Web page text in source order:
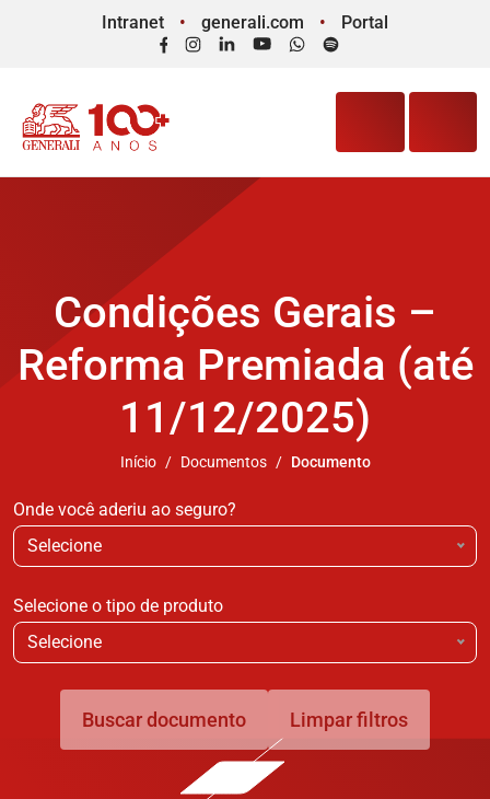
Intranet generali.com
Portal
FacebookInstagram
LinkedInYouTubeWhatsApp
Spotify
Condições Gerais –
Reforma Premiada (até
11/12/2025)
Início Documentos Documento
Onde você aderiu ao seguro?
Selecione
Selecione o tipo de produto
Selecione
Buscar documento Limpar filtros